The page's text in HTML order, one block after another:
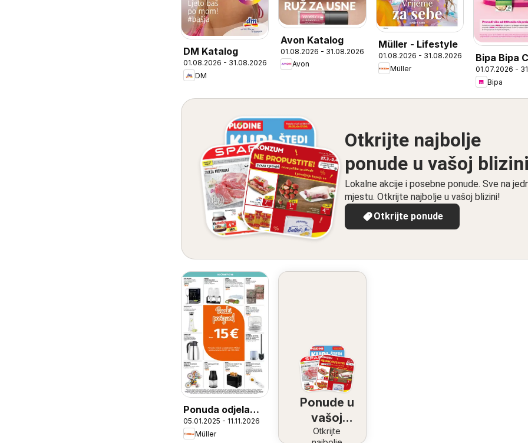
DM Katalog
01.08.2026 - 31.08.2026
DM
Avon Katalog
01.08.2026 - 31.08.2026
Avon
Müller - Lifestyle
01.08.2026 - 31.08.2026
Müller
Bipa Bipa
ponuda
01.07.2026 -
Bipa
Otkrijte najbolje
ponude u vašoj blizini
Lokalne akcije i posebne ponude. Sve na
mjestu. Otkrijte najbolje u vašoj blizini!
Otkrijte ponude
Ponuda odjela
kućanstva
05.01.2025 - 11.11.2026
Müller
Ponude u
vašoj
blizini
Otkrijte